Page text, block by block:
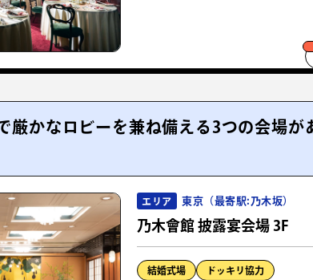
厳かなロビーを兼ね備える3つの会場が
エリア 東京（最寄駅:乃木坂）
乃木會館 披露宴会場 3F
結婚式場 ドッキリ協力